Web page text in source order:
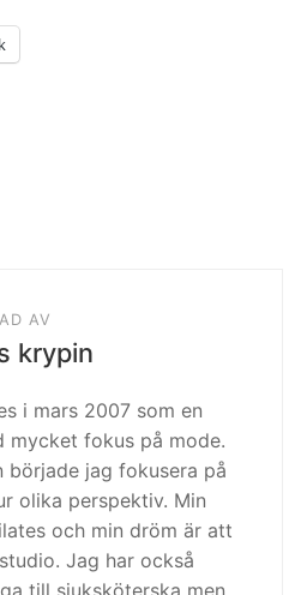
AV
krypin
i mars 2007 som en
mycket fokus på mode.
började jag fokusera på
olika perspektiv. Min
och min dröm är att
Jag har också
till sjuksköterska men